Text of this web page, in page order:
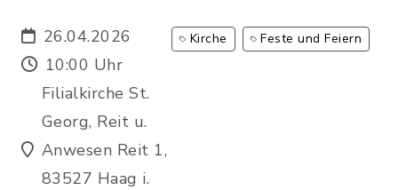
26.04.2026
10:00 Uhr
Filialkirche St.
Georg, Reit u.
Anwesen Reit 1,
83527 Haag i.
Kirche Feste und Feiern